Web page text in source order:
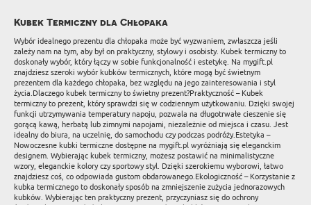
Kubek Termiczny dla Chłopaka
Wybór idealnego prezentu dla chłopaka może być wyzwaniem, zwłaszcza jeśli
zależy nam na tym, aby był on praktyczny, stylowy i osobisty. Kubek termiczny to
doskonały wybór, który łączy w sobie funkcjonalność i estetykę. Na mygift.pl
znajdziesz szeroki wybór kubków termicznych, które mogą być świetnym
prezentem dla każdego chłopaka, bez względu na jego zainteresowania i styl
życia.Dlaczego kubek termiczny to świetny prezent?Praktyczność – Kubek
termiczny to prezent, który sprawdzi się w codziennym użytkowaniu. Dzięki swojej
funkcji utrzymywania temperatury napoju, pozwala na długotrwałe cieszenie się
gorącą kawą, herbatą lub zimnymi napojami, niezależnie od miejsca i czasu. Jest
idealny do biura, na uczelnię, do samochodu czy podczas podróży.Estetyka –
Nowoczesne kubki termiczne dostępne na mygift.pl wyróżniają się eleganckim
designem. Wybierając kubek termiczny, możesz postawić na minimalistyczne
wzory, eleganckie kolory czy sportowy styl. Dzięki szerokiemu wyborowi, łatwo
znajdziesz coś, co odpowiada gustom obdarowanego.Ekologiczność – Korzystanie z
kubka termicznego to doskonały sposób na zmniejszenie zużycia jednorazowych
kubków. Wybierając ten praktyczny prezent, przyczyniasz się do ochrony